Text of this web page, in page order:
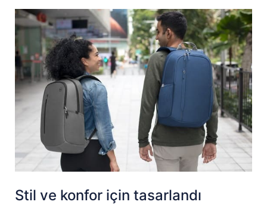
Stil ve konfor için tasarlandı